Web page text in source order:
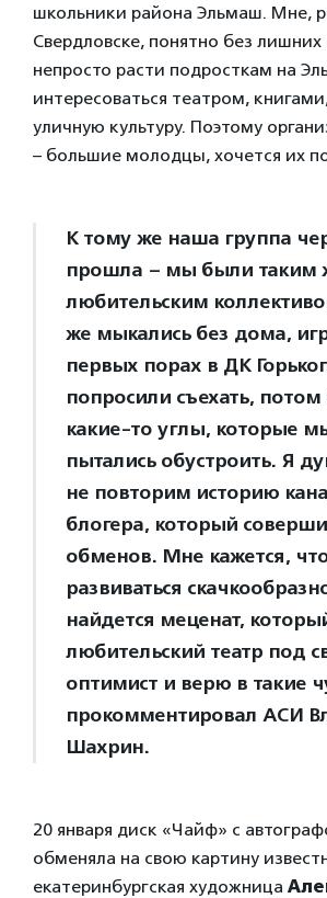
школьники района Эльмаш. Мне,
Свердловске, понятно без лишних
непросто расти подросткам на
интересоваться театром,
уличную культуру. Поэтому
– большие молодцы, хочется их
К тому же наша группа
прошла – мы были таким
любительским
же мыкались без дома,
первых порах в ДК
попросили съехать,
какие-то углы, которые
пытались обустроить. Я
не повторим историю
блогера, который
обменов. Мне кажется,
развиваться
найдется меценат,
любительский театр под
оптимист и верю в такие
прокомментировал АСИ
Шахрин.
20 января диск «Чайф» с
обменяла на свою картину
екатеринбургская художница